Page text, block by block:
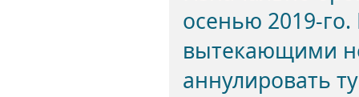
осенью 2019-
вытекающими
аннулировать